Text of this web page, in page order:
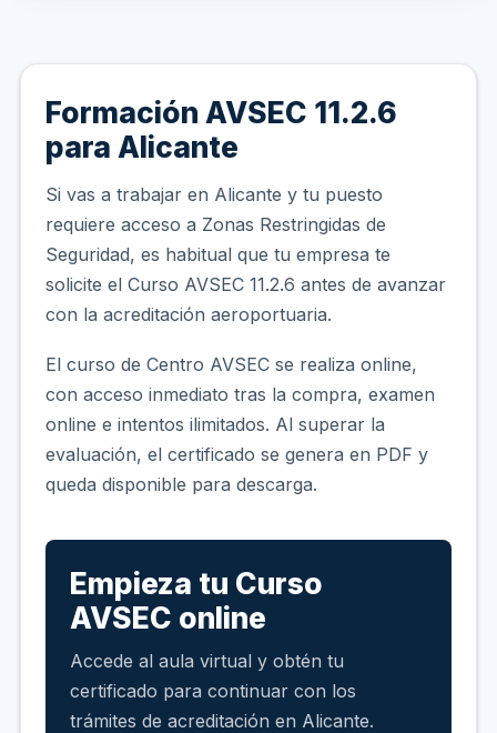
Formación AVSEC 11.2.6
para Alicante
Si vas a trabajar en Alicante y tu puesto
requiere acceso a Zonas Restringidas de
Seguridad, es habitual que tu empresa te
solicite el Curso AVSEC 11.2.6 antes de avanzar
con la acreditación aeroportuaria.
El curso de Centro AVSEC se realiza online,
con acceso inmediato tras la compra, examen
online e intentos ilimitados. Al superar la
evaluación, el certificado se genera en PDF y
queda disponible para descarga.
Empieza tu Curso
AVSEC online
Accede al aula virtual y obtén tu
certificado para continuar con los
trámites de acreditación en Alicante.